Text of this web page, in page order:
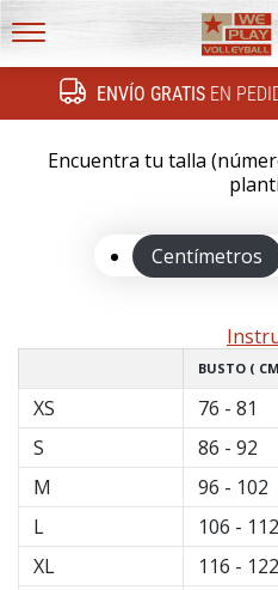
ENVÍO GRATIS EN
FF
4!
Conoce
actualizaciones
técnicas
Regalos
de
navidad
para
jugadores
de
voleibol
Encuentra tu talla
Centímetros
XS
S
M
L
XL
BUSTO (
76 - 81
86 - 92
96 - 102
106 - 112
116 - 122